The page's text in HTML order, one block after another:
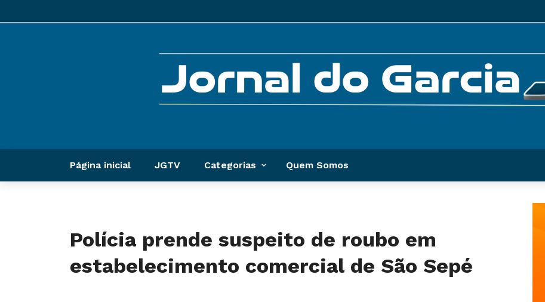
Página inicial JGTV Categorias Quem Somos
Polícia prende suspeito de roubo em
estabelecimento comercial de São Sepé